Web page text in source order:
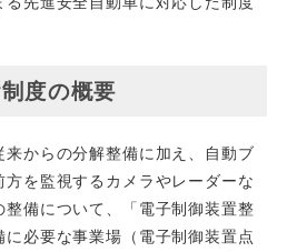
度の概要
来からの分解整備に加え、自動ブ
を監視するカメラやレーダーな
整備について、「電子制御装置整
必要な事業場（電子制御装置点